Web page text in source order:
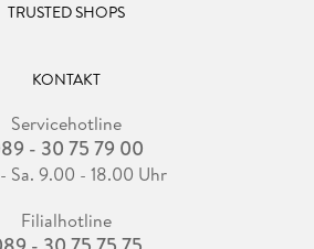
TRUSTED SHOPS
KONTAKT
Servicehotline
- 30 75 79 00
Sa. 9.00 - 18.00 Uhr
Filialhotline